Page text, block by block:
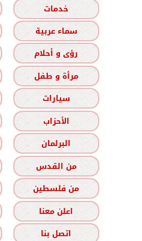
خدمات
سماء عربية
رؤى و أحلام
مرأة و طفل
سيارات
الأحزاب
البرلمان
من القدس
من فلسطين
اعلن معنا
اتصل بنا